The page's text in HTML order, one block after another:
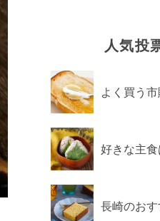
人気投
よく買う
好きな主食
長崎のおす